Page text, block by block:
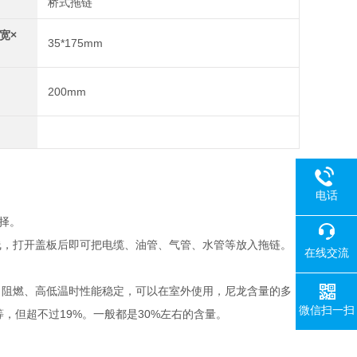
×
35*175mm
200mm
。
打开盖板后即可把电缆、油管、气管、水管等放入拖链。
燃、高低温时性能稳定，可以在室外使用，尼龙含量的多
，但超不过19%。一般都是30%左右的含量。
电话
在线交流
微信扫一扫